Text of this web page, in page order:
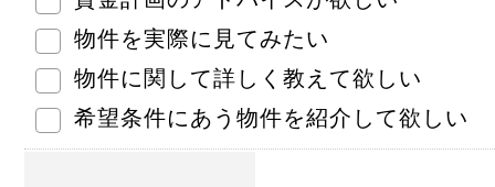
物件を実際に見てみたい
物件に関して詳しく教えて欲しい
希望条件にあう物件を紹介して欲しい